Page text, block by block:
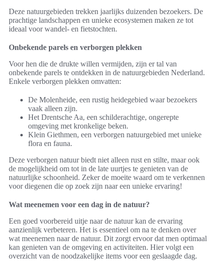
Deze natuurgebieden trekken jaarlijks duizenden bezoekers. De
prachtige landschappen en unieke ecosystemen maken ze tot
ideaal voor wandel- en fietstochten.
Onbekende parels en verborgen plekken
Voor hen die de drukte willen vermijden, zijn er tal van
onbekende parels te ontdekken in de natuurgebieden Nederland.
Enkele verborgen plekken omvatten:
De Molenheide, een rustig heidegebied waar bezoekers
vaak alleen zijn.
Het Drentsche Aa, een schilderachtige, ongerepte
omgeving met kronkelige beken.
Klein Giethmen, een verborgen natuurgebied met unieke
flora en fauna.
Deze verborgen natuur biedt niet alleen rust en stilte, maar ook
de mogelijkheid om tot in de late uurtjes te genieten van de
natuurlijke schoonheid. Zeker de moeite waard om te verkennen
voor diegenen die op zoek zijn naar een unieke ervaring!
Wat meenemen voor een dag in de natuur?
Een goed voorbereid uitje naar de natuur kan de ervaring
aanzienlijk verbeteren. Het is essentieel om na te denken over
wat meenemen naar de natuur. Dit zorgt ervoor dat men optimaal
kan genieten van de omgeving en activiteiten. Hier volgt een
overzicht van de noodzakelijke items voor een geslaagde dag.